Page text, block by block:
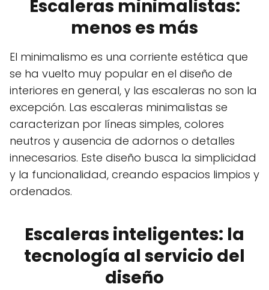
Escaleras minimalistas:
menos es más
El minimalismo es una corriente estética que
se ha vuelto muy popular en el diseño de
interiores en general, y las escaleras no son la
excepción. Las escaleras minimalistas se
caracterizan por líneas simples, colores
neutros y ausencia de adornos o detalles
innecesarios. Este diseño busca la simplicidad
y la funcionalidad, creando espacios limpios y
ordenados.
Escaleras inteligentes: la
tecnología al servicio del
diseño